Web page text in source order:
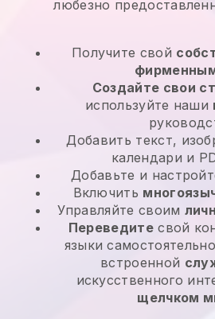
любезно
Получите свой
фирменным
Создайте свои
используйте наши
Добавить текст,
календари и
Добавьте и
Включить
Управляйте своим
Переведитесвой
языки
встроенной
искусственного
щелчком